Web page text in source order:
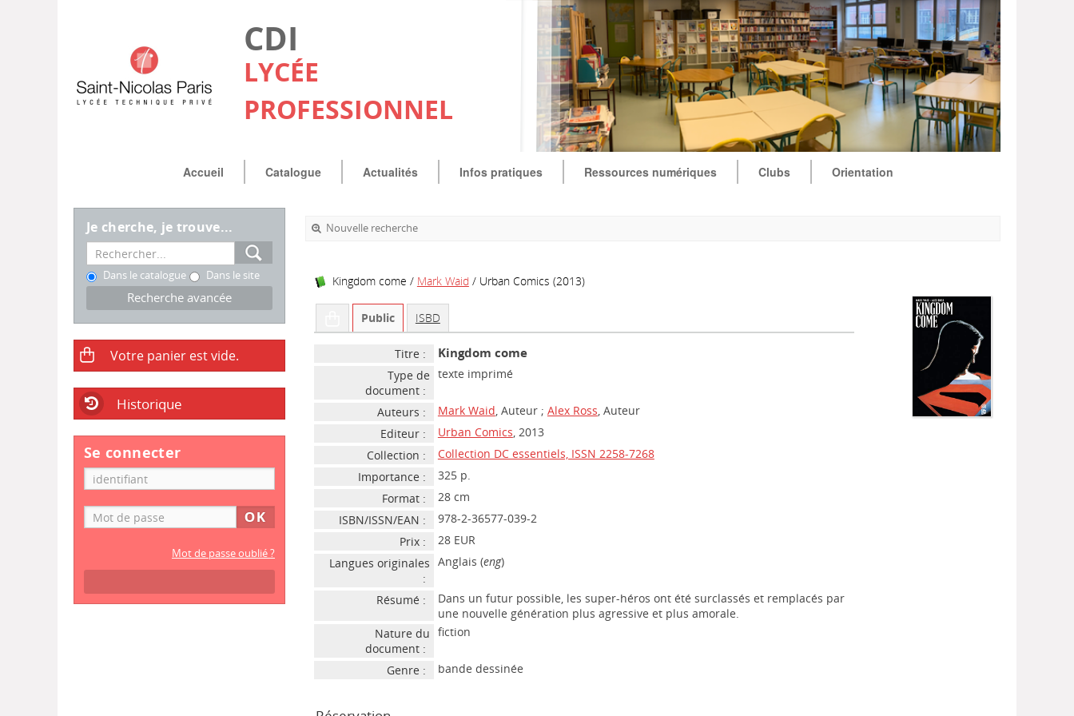
CDI
LYCÉE
PROFESSIONNEL
Accueil Catalogue Actualités Infos pratiques Ressources numériques Clubs Orientation
Je cherche, je trouve...
Dans le catalogue Dans le site
Recherche avancée
Historique
Se connecter
Mot de passe oublié ?
Nouvelle recherche
Kingdom come / Mark Waid / Urban Comics (2013)
Public ISBD
Titre : Kingdom come
Type de
document :
texte imprimé
Auteurs : Mark Waid, Auteur ; Alex Ross, Auteur
Editeur :
Urban Comics, 2013
Collection :
Collection DC essentiels, ISSN 2258-7268
Importance :
325 p.
Format :
28 cm
ISBN/ISSN/EAN :
978-2-36577-039-2
Prix :
28 EUR
Langues originales
:
Anglais (eng)
Résumé :
Dans un futur possible, les super-héros ont été surclassés et remplacés par
une nouvelle génération plus agressive et plus amorale.
Nature du
document :
fiction
Genre : bande dessinée